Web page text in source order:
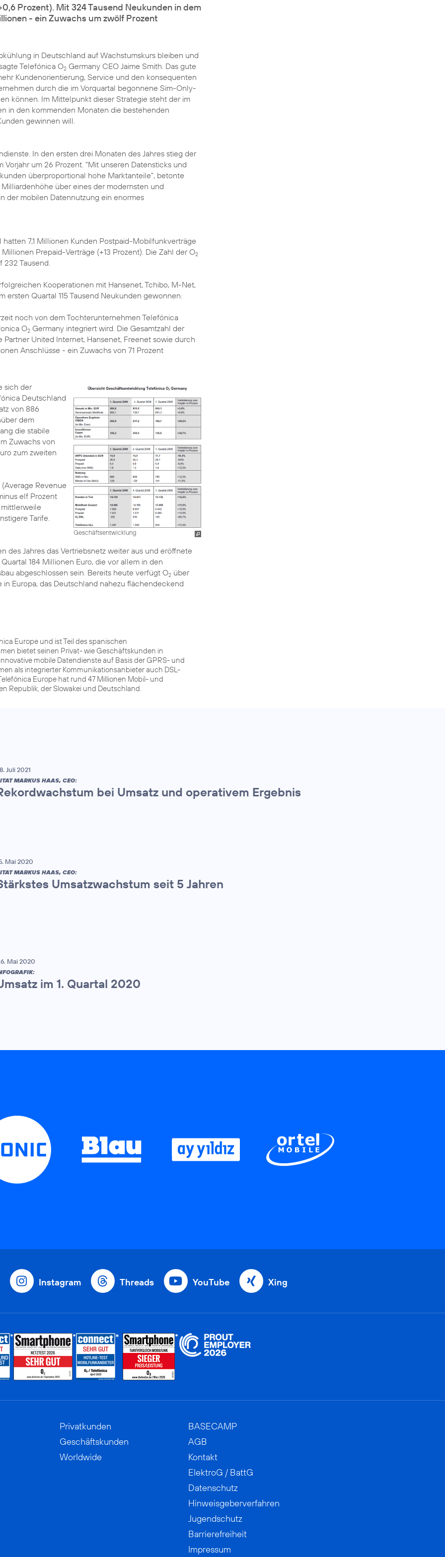
Prozent). Mit 324 Tausend Neukunden in dem
- ein Zuwachs um zwölf Prozent
in Deutschland auf Wachstumskurs bleiben und
Telefónica O2 Germany CEO Jaime Smith. Das gute
Kundenorientierung, Service und den konsequenten
durch die im Vorquartal begonnene Sim-Only-
können. Im Mittelpunkt dieser Strategie steht der im
in den kommenden Monaten die bestehenden
gewinnen will.
In den ersten drei Monaten des Jahres stieg der
um 26 Prozent. "Mit unseren Datensticks und
überproportional hohe Marktanteile", betonte
über eines der modernsten und
der mobilen Datennutzung ein enormes
7,1 Millionen Kunden Postpaid-Mobilfunkverträge
Prepaid-Verträge (+13 Prozent). Die Zahl der O2
232 Tausend.
Kooperationen mit Hansenet, Tchibo, M-Net,
Quartal 115 Tausend Neukunden gewonnen.
noch von dem Tochterunternehmen Telefónica
O2 Germany integriert wird. Die Gesamtzahl der
United Internet, Hansenet, Freenet sowie durch
Anschlüsse - ein Zuwachs von 71 Prozent
Geschäftsentwicklung
sich der
Deutschland
von 886
dem
die stabile
Zuwachs von
zum zweiten
Revenue
elf Prozent
Tarife.
des Jahres das Vertriebsnetz weiter aus und eröffnete
184 Millionen Euro, die vor allem in den
abgeschlossen sein. Bereits heute verfügt O2 über
Europa, das Deutschland nahezu flächendeckend
Europe und ist Teil des spanischen
bietet seinen Privat- wie Geschäftskunden in
mobile Datendienste auf Basis der GPRS- und
als integrierter Kommunikationsanbieter auch DSL-
Europe hat rund 47 Millionen Mobil- und
Republik, der Slowakei und Deutschland.
Juli 2021
MARKUS HAAS, CEO:
bei Umsatz und operativem Ergebnis
Mai 2020
MARKUS HAAS, CEO:
Umsatzwachstum seit 5 Jahren
Mai 2020
im 1. Quartal 2020
Instagram Threads YouTube Xing
Privatkunden
Geschäftskunden
Worldwide
BASECAMP
AGB
Kontakt
ElektroG / BattG
Datenschutz
Hinweisgeberverfahren
Jugendschutz
Barrierefreiheit
Impressum